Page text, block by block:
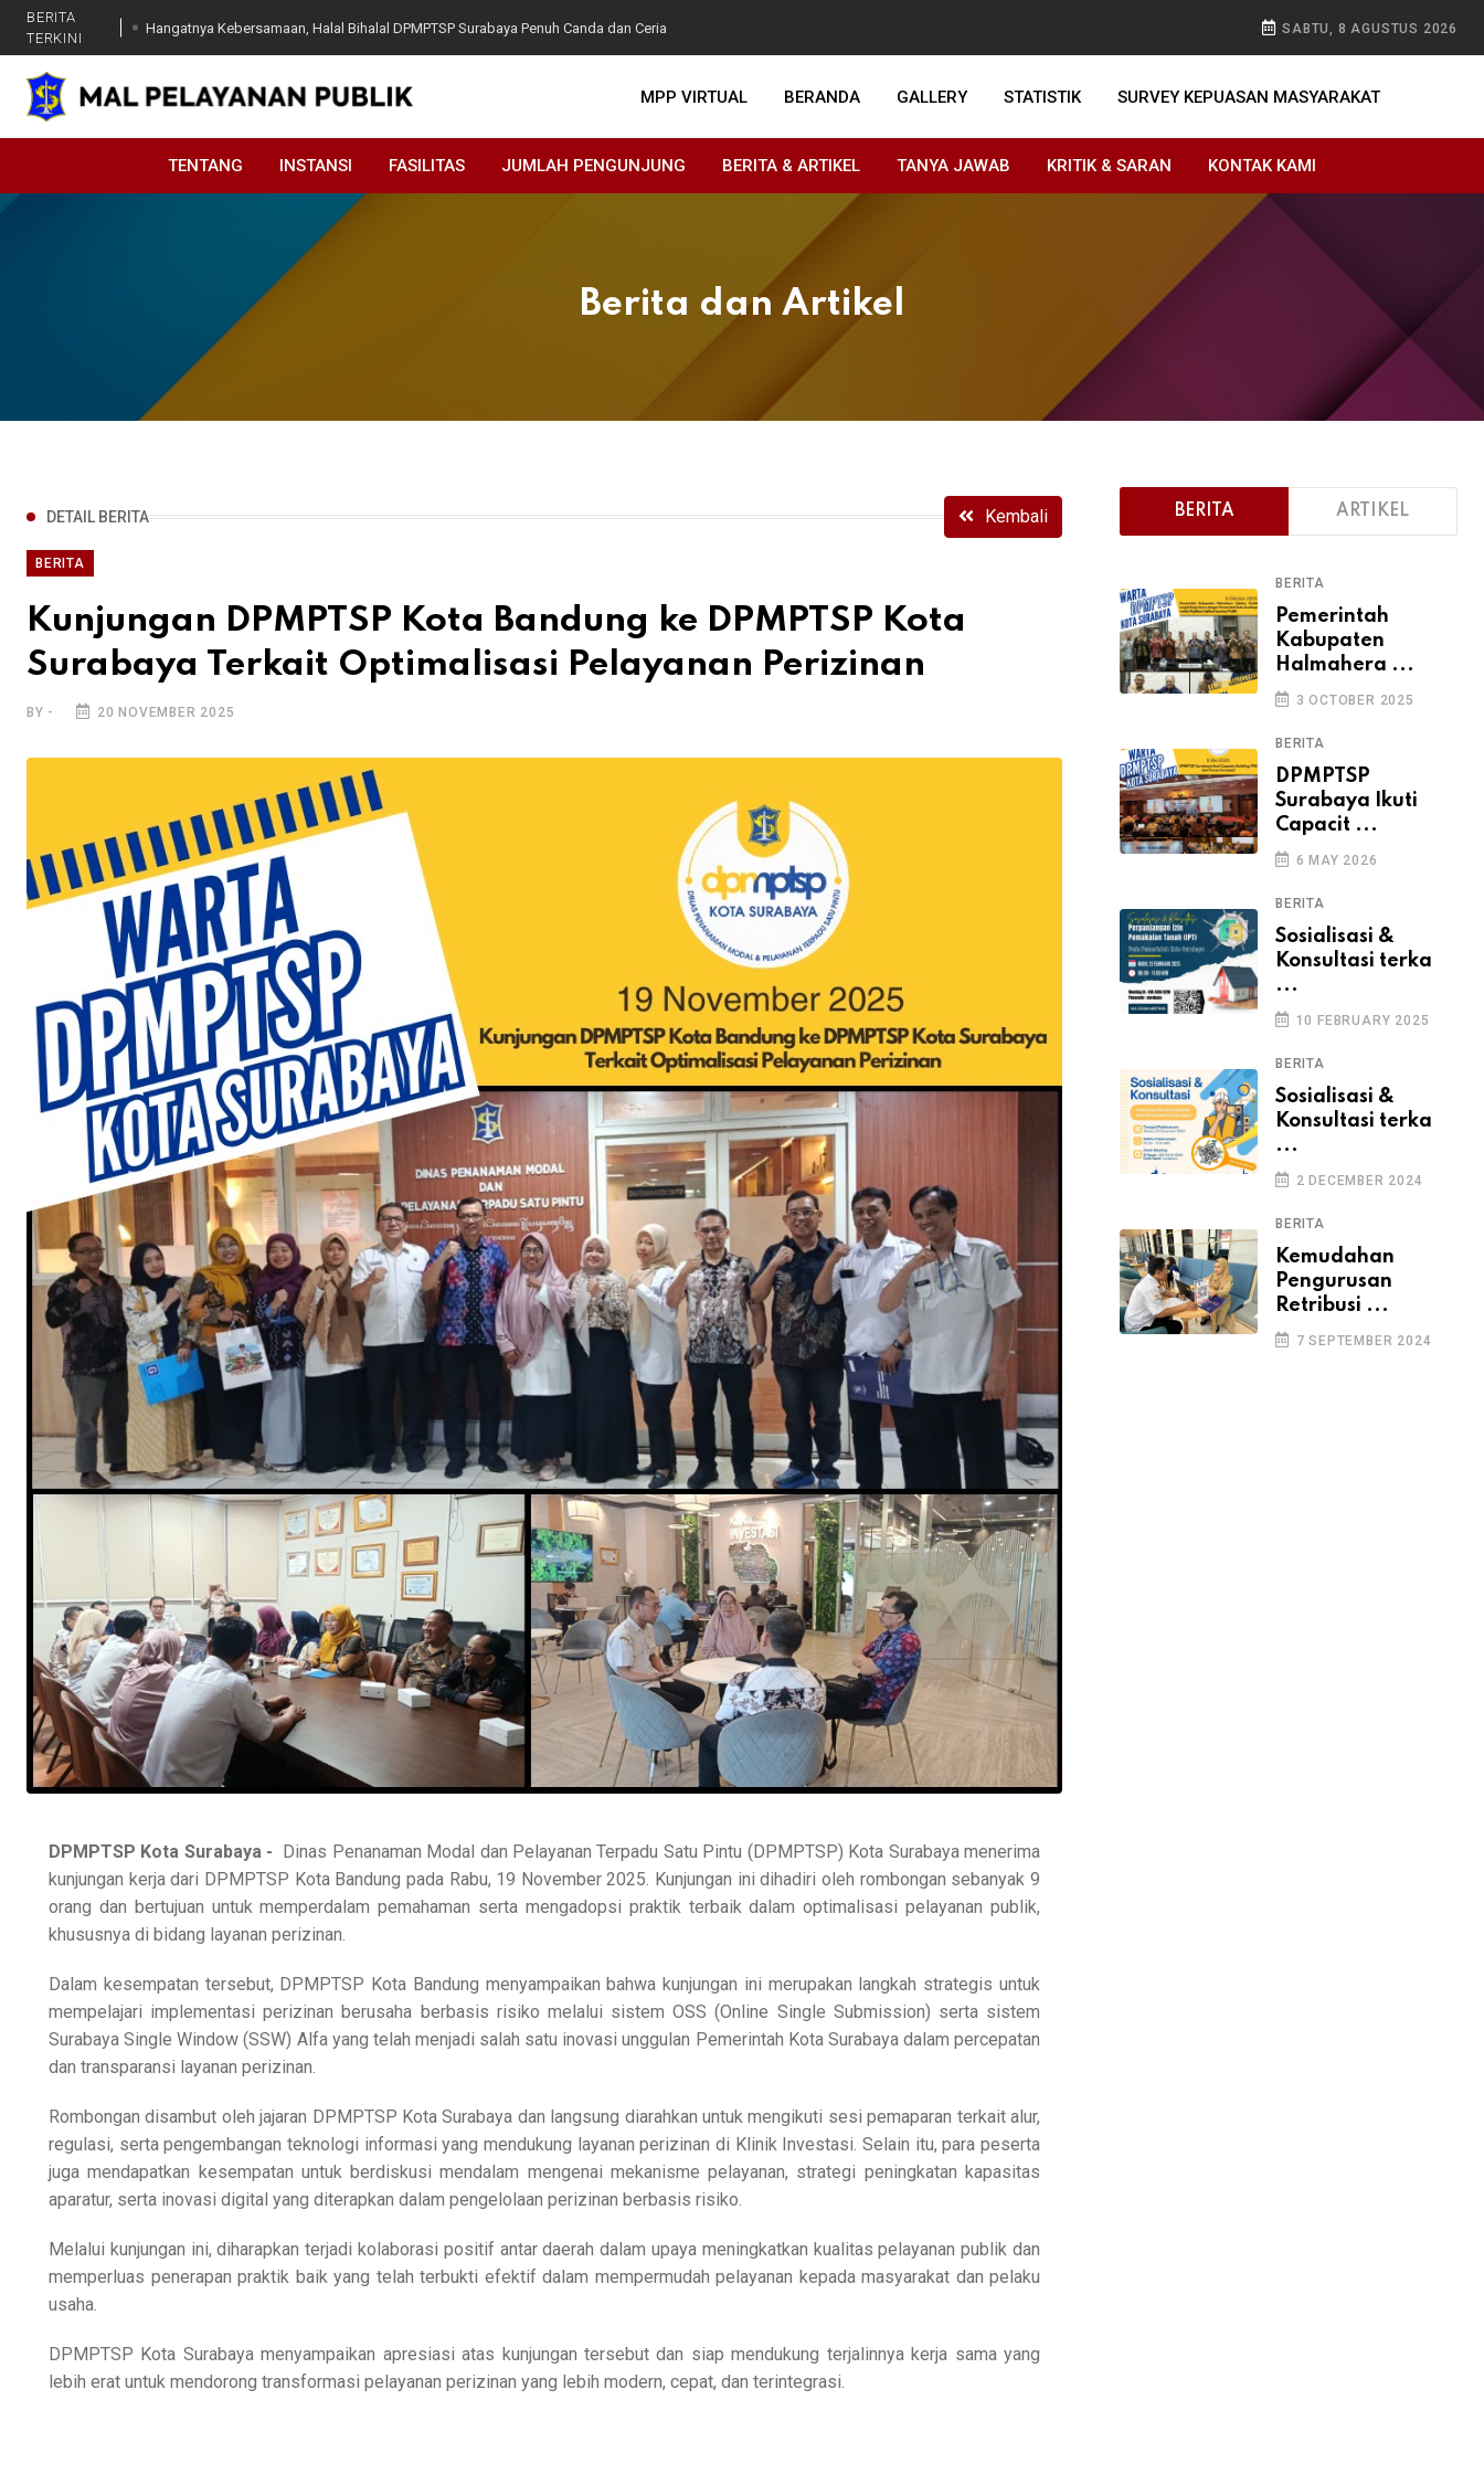
BERITA
TERKINI
DPMPTSP Kota Surabaya Terima Studi Tiru DPMPTSP Kota Semarang untuk Penguatan Kebijakan Penanaman
Modal
Surabaya Great Expo 2025 Sukses Digelar!
SABTU, 8 AGUSTUS 2026
MPP VIRTUAL BERANDA GALLERY STATISTIK SURVEY KEPUASAN MASYARAKAT
TENTANG INSTANSI FASILITAS JUMLAH PENGUNJUNG BERITA & ARTIKEL TANYA JAWAB KRITIK & SARAN KONTAK KAMI
Berita dan Artikel
DETAIL BERITA Kembali
BERITA
Kunjungan DPMPTSP Kota Bandung ke DPMPTSP Kota
Surabaya Terkait Optimalisasi Pelayanan Perizinan
BY - 20 NOVEMBER 2025
DPMPTSP Kota Surabaya - Dinas Penanaman Modal dan Pelayanan Terpadu Satu Pintu (DPMPTSP) Kota Surabaya menerima
kunjungan kerja dari DPMPTSP Kota Bandung pada Rabu, 19 November 2025. Kunjungan ini dihadiri oleh rombongan sebanyak 9
orang dan bertujuan untuk memperdalam pemahaman serta mengadopsi praktik terbaik dalam optimalisasi pelayanan publik,
khususnya di bidang layanan perizinan.
Dalam kesempatan tersebut, DPMPTSP Kota Bandung menyampaikan bahwa kunjungan ini merupakan langkah strategis untuk
mempelajari implementasi perizinan berusaha berbasis risiko melalui sistem OSS (Online Single Submission) serta sistem
Surabaya Single Window (SSW) Alfa yang telah menjadi salah satu inovasi unggulan Pemerintah Kota Surabaya dalam percepatan
dan transparansi layanan perizinan.
Rombongan disambut oleh jajaran DPMPTSP Kota Surabaya dan langsung diarahkan untuk mengikuti sesi pemaparan terkait alur,
regulasi, serta pengembangan teknologi informasi yang mendukung layanan perizinan di Klinik Investasi. Selain itu, para peserta
juga mendapatkan kesempatan untuk berdiskusi mendalam mengenai mekanisme pelayanan, strategi peningkatan kapasitas
aparatur, serta inovasi digital yang diterapkan dalam pengelolaan perizinan berbasis risiko.
Melalui kunjungan ini, diharapkan terjadi kolaborasi positif antar daerah dalam upaya meningkatkan kualitas pelayanan publik dan
memperluas penerapan praktik baik yang telah terbukti efektif dalam mempermudah pelayanan kepada masyarakat dan pelaku
usaha.
DPMPTSP Kota Surabaya menyampaikan apresiasi atas kunjungan tersebut dan siap mendukung terjalinnya kerja sama yang
lebih erat untuk mendorong transformasi pelayanan perizinan yang lebih modern, cepat, dan terintegrasi.
BERITA ARTIKEL
BERITA
Pemerintah
Kabupaten
Halmahera ...
3 OCTOBER 2025
BERITA
DPMPTSP
Surabaya Ikuti
Capacit ...
6 MAY 2026
BERITA
Sosialisasi &
Konsultasi terka
...
10 FEBRUARY 2025
BERITA
Sosialisasi &
Konsultasi terka
...
2 DECEMBER 2024
BERITA
Kemudahan
Pengurusan
Retribusi ...
7 SEPTEMBER 2024